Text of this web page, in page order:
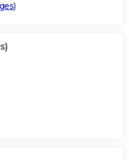
)